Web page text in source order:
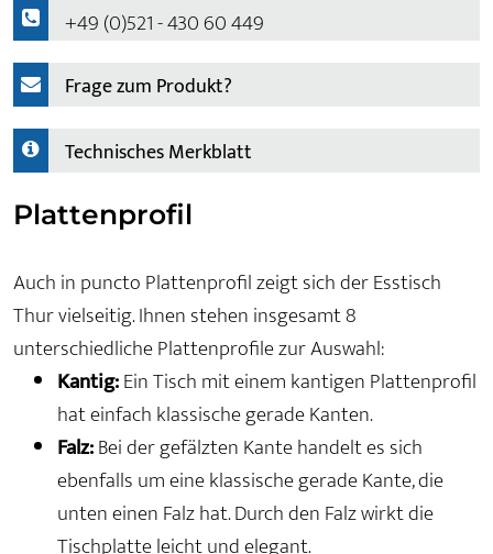
+49 (0)521 - 430 60 449
Frage zum Produkt?
Technisches Merkblatt
Plattenprofil
Auch in puncto Plattenprofil zeigt sich der Esstisch
Thur vielseitig. Ihnen stehen insgesamt 8
unterschiedliche Plattenprofile zur Auswahl:
Kantig:Ein Tisch mit einem kantigen Plattenprofil
hat einfach klassische gerade Kanten.
Falz:Bei der gefälzten Kante handelt es sich
ebenfalls um eine klassische gerade Kante, die
unten einen Falz hat. Durch den Falz wirkt die
Tischplatte leicht und elegant.